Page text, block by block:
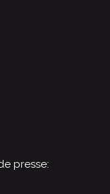
presse: